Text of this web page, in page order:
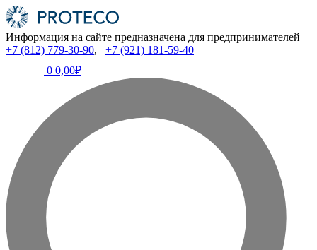
Информация на сайте предназначена для предпринимателей
+7 (812) 779-30-90, +7 (921) 181-59-40
0 0,00₽